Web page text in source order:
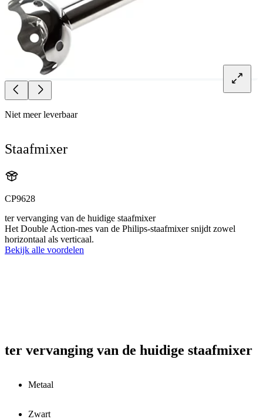
Niet meer leverbaar
Staafmixer
CP9628
ter vervanging van de huidige staafmixer
Het Double Action-mes van de Philips-staafmixer snijdt zowel
horizontaal als verticaal.
Bekijk alle voordelen
ter vervanging van de huidige staafmixer
Metaal
Zwart